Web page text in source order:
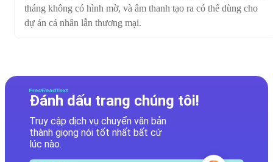
tháng không có hình mờ, và âm thanh tạo ra có thể dùng cho
dự án cá nhân lẫn thương mại.
Đánh dấu trang chúng tôi!
Truy cập dịch vụ chuyển văn bản
thành giọng nói tốt nhất bất cứ
lúc nào.